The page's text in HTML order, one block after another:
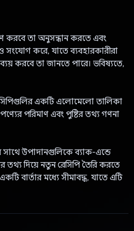
করবে তা অনুসন্ধান করতে এবং
করে, যাতে ব্যবহারকারীরা
করবে তা জানতে পারে। ভবিষ্যতে,
একটি এলোমেলো তালিকা
পরিমাণ এবং পুষ্টির তথ্য গণনা
সাথে উপাদানগুলিকে ব্যাক-এন্ডে
তথ্য দিয়ে নতুন রেসিপি তৈরি করতে
বার্তার মধ্যে সীমাবদ্ধ, যাতে এটি